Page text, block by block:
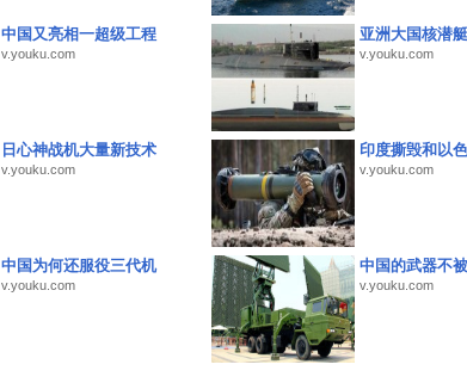
中国又亮相一超级工程
v.youku.com
亚洲大国核潜
v.youku.com
日心神战机大量新技术
v.youku.com
印度撕毁和以
v.youku.com
中国为何还服役三代机
v.youku.com
中国的武器不
v.youku.com